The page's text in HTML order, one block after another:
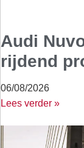
Audi
rijdend
06/08/2026
Lees verder »